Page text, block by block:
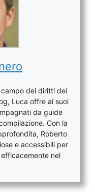
dei diritti dei
Luca offre ai suoi
da guide
Con la
Roberto
e accessibili per
nel